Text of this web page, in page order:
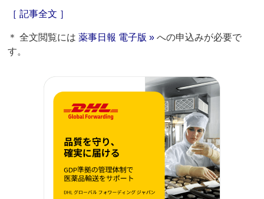
［ 記事全文 ］
＊ 全文閲覧には薬事日報 電子版 » への申込みが必要で
す。